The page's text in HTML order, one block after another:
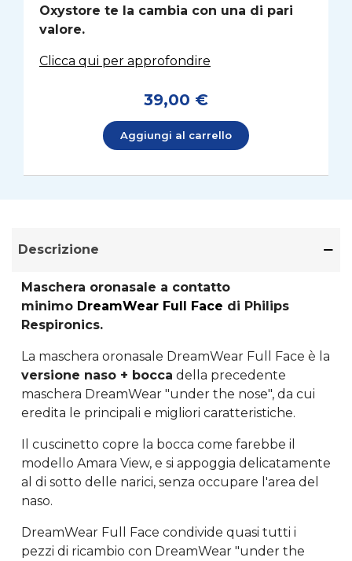
Oxystore te la cambia con una di pari
valore.
Clicca qui per approfondire
39,00 €
Aggiungi al carrello
Descrizione
Maschera oronasale a contatto
minimo DreamWear Full Face di Philips
Respironics.
La maschera oronasale DreamWear Full Face è la
versione naso + bocca della precedente
maschera DreamWear "under the nose", da cui
eredita le principali e migliori caratteristiche.
Il cuscinetto copre la bocca come farebbe il
modello Amara View, e si appoggia delicatamente
al di sotto delle narici, senza occupare l'area del
naso.
DreamWear Full Face condivide quasi tutti i
pezzi di ricambio con DreamWear "under the